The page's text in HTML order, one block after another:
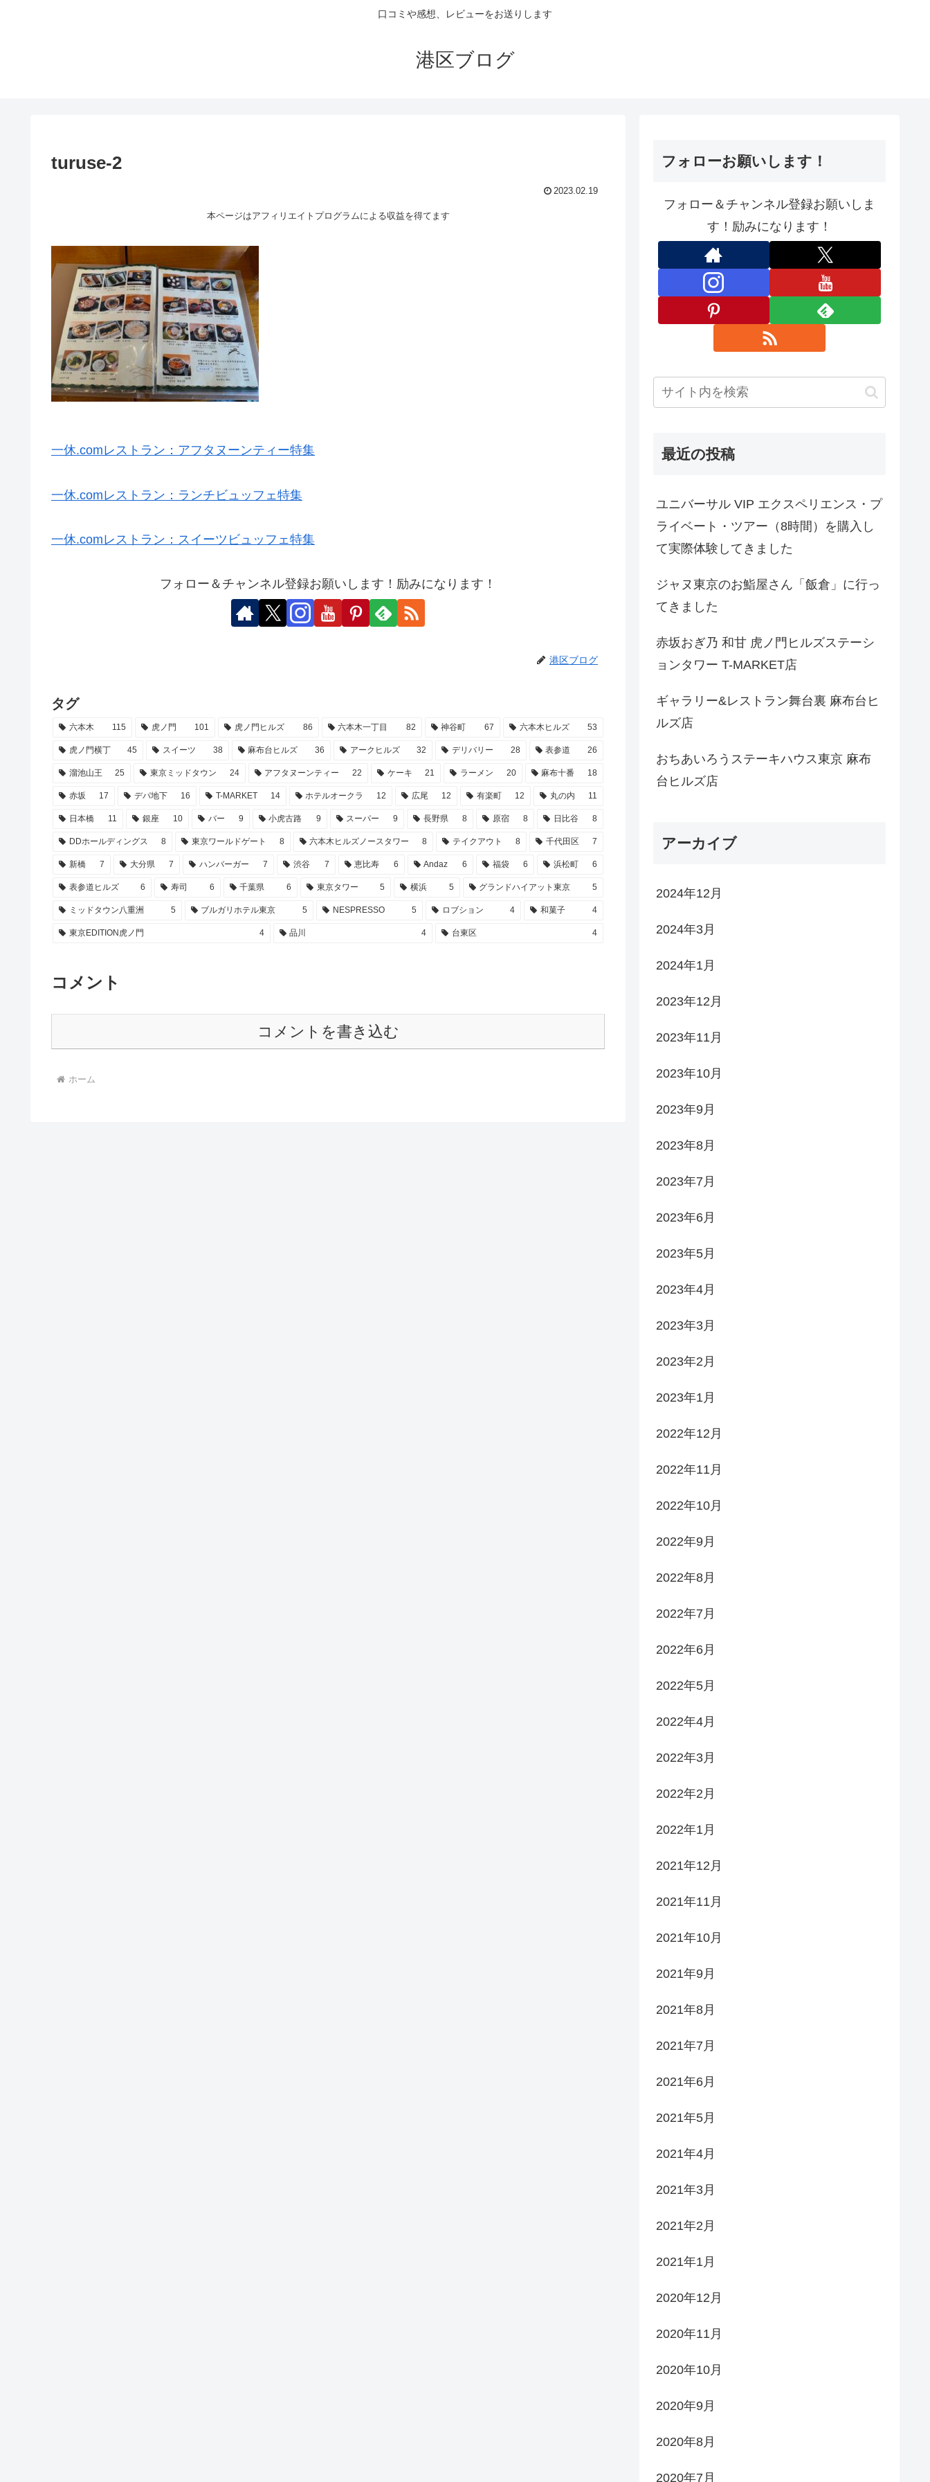
口コミや感想、レビューをお送りします
港区ブログ
turuse-2
2023.02.19
本ページはアフィリエイトプログラムによる収益を得てます
一休.comレストラン：アフタヌーンティー特集
一休.comレストラン：ランチビュッフェ特集
一休.comレストラン：スイーツビュッフェ特集
フォロー＆チャンネル登録お願いします！励みになります！
港区ブログ
タグ
六本木 115 虎ノ門 101 虎ノ門ヒルズ 86 六本木一丁目 82 神谷町 67 六本木ヒルズ 53
虎ノ門横丁 45 スイーツ 38 麻布台ヒルズ 36 アークヒルズ 32 デリバリー 28 表参道 26
溜池山王 25 東京ミッドタウン 24 アフタヌーンティー 22 ケーキ 21 ラーメン 20 麻布十番 18
赤坂 17 デパ地下 16 T-MARKET 14 ホテルオークラ 12 広尾 12 有楽町 12 丸の内 11
日本橋 11 銀座 10 バー 9 小虎古路 9 スーパー 9 長野県 8 原宿 8 日比谷 8
DDホールディングス 8 東京ワールドゲート 8 六本木ヒルズノースタワー 8 テイクアウト 8 千代田区 7
新橋 7 大分県 7 ハンバーガー 7 渋谷 7 恵比寿 6 Andaz 6 福袋 6 浜松町 6
表参道ヒルズ 6 寿司 6 千葉県 6 東京タワー 5 横浜 5 グランドハイアット東京 5
ミッドタウン八重洲 5 ブルガリホテル東京 5 NESPRESSO 5 ロブション 4 和菓子 4
東京EDITION虎ノ門 4 品川 4 台東区 4
コメント
コメントを書き込む
ホーム
フォローお願いします！
フォロー＆チャンネル登録お願いしま
す！励みになります！
最近の投稿
ユニバーサル VIP エクスペリエンス・プ
ライベート・ツアー（8時間）を購入し
て実際体験してきました
ジャヌ東京のお鮨屋さん「飯倉」に行っ
てきました
赤坂おぎ乃 和甘 虎ノ門ヒルズステーシ
ョンタワー T-MARKET店
ギャラリー&レストラン舞台裏 麻布台ヒ
ルズ店
おちあいろうステーキハウス東京 麻布
台ヒルズ店
アーカイブ
2024年12月
2024年3月
2024年1月
2023年12月
2023年11月
2023年10月
2023年9月
2023年8月
2023年7月
2023年6月
2023年5月
2023年4月
2023年3月
2023年2月
2023年1月
2022年12月
2022年11月
2022年10月
2022年9月
2022年8月
2022年7月
2022年6月
2022年5月
2022年4月
2022年3月
2022年2月
2022年1月
2021年12月
2021年11月
2021年10月
2021年9月
2021年8月
2021年7月
2021年6月
2021年5月
2021年4月
2021年3月
2021年2月
2021年1月
2020年12月
2020年11月
2020年10月
2020年9月
2020年8月
2020年7月